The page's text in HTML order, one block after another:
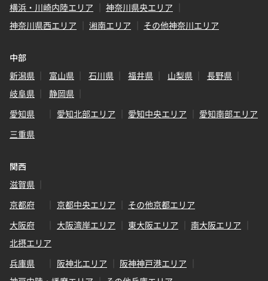
横浜・川崎内陸エリア
神奈川県央エリア
神奈川県西エリア
湘南エリア その他神奈川エリア
中部
新潟県
富山県 石川県 福井県 山梨県
長野県
岐阜県
静岡県
愛知県
愛知北部エリア 愛知中央エリア
愛知南部エリア
三重県
関西
滋賀県
京都府
京都中央エリア
その他京都エリア
大阪府
大阪湾岸エリア 東大阪エリア
南大阪エリア
北摂エリア
兵庫県
阪神北エリア
阪神神戸港エリア